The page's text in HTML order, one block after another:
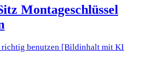
Montageschlüssel